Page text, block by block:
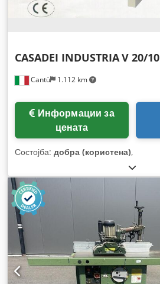
Cantù 1.112 km
CASADEI INDUSTRIAV 20/10
цената
Состојба: добра (користена),